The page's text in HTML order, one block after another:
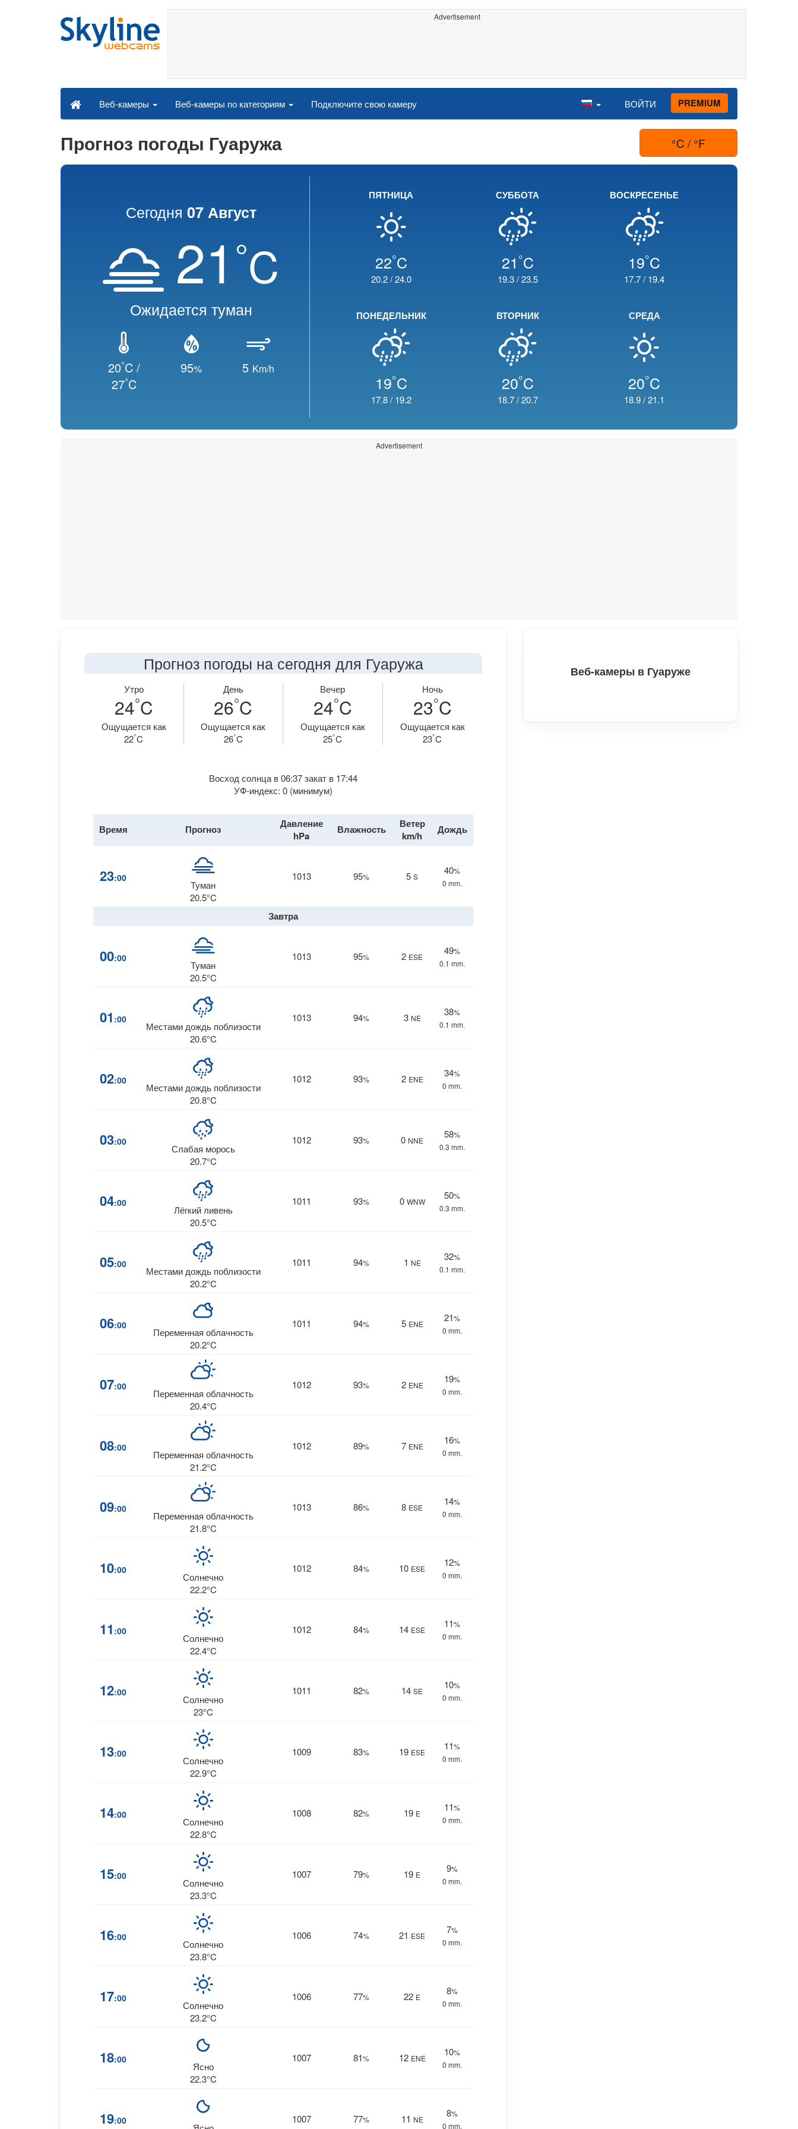
Advertisement
Веб-камеры Веб-камеры по категориям Подключите свою камеру ВОЙТИ PREMIUM
Прогноз погоды Гуаружа °C / °F
Сегодня 07 Август
21 °C
Ожидается туман
20°C /
27°C
95% 5 Km/h
ПЯТНИЦА
22°C
20.2/24.0
СУББОТА
21 °C
19.3/23.5
ВОСКРЕСЕНЬЕ
19°C
17.7/ 19.4
ПОНЕДЕЛЬНИК
19°C
17.8/ 19.2
ВТОРНИК
20°C
18.7/20.7
СРЕДА
20°C
18.9/21.1
Advertisement
Прогноз погоды на сегодня для Гуаружа
Утро
24°C
Ощущается как
22°C
День
26°C
Ощущается как
26°C
Вечер
24°C
Ощущается как
25°C
Ночь
23°C
Ощущается как
23°C
Восход солнца в 06:37 закат в 17:44
УФ-индекс: 0 (минимум)
Время Прогноз
Давление
hPa
Влажность
Ветер
km/h
Дождь
23:00
Туман
20.5°C
1013 95% 5 S
40%
0 mm.
Завтра
00:00
Туман
20.5°C
1013 95% 2 ESE
49%
0.1 mm.
01 :00
Местами дождь поблизости
20.6°C
1013 94% 3 NE
38%
0.1 mm.
02:00
Местами дождь поблизости
20.8°C
1012 93% 2 ENE
34%
0 mm.
03:00
Слабая морось
20.7°C
1012 93% 0 NNE
58%
0.3 mm.
04:00
Лёгкий ливень
20.5°C
1011 93% 0 WNW
50%
0.3 mm.
05:00
Местами дождь поблизости
20.2°C
1011 94% 1 NE
32%
0.1 mm.
06:00
Переменная облачность
20.2°C
1011 94% 5 ENE
21%
0 mm.
07:00
Переменная облачность
20.4°C
1012 93% 2 ENE
19%
0 mm.
08:00
Переменная облачность
21.2°C
1012 89% 7 ENE
16%
0 mm.
09:00
Переменная облачность
21.8°C
1013 86% 8 ESE
14%
0 mm.
10:00
Солнечно
22.2°C
1012 84% 10 ESE
12%
0 mm.
11 :00
Солнечно
22.4°C
1012 84% 14 ESE
11%
0 mm.
12:00
Солнечно
23°C
1011 82% 14 SE
10%
0 mm.
13:00
Солнечно
22.9°C
1009 83% 19 ESE
11%
0 mm.
14:00
Солнечно
22.8°C
1008 82% 19 E
11%
0 mm.
15:00
Солнечно
23.3°C
1007 79% 19 E
9%
0 mm.
16:00
Солнечно
23.8°C
1006 74% 21 ESE
7%
0 mm.
17:00
Солнечно
23.2°C
1006 77% 22 E
8%
0 mm.
18:00
Ясно
22.3°C
1007 81% 12 ENE
10%
0 mm.
19:00 1007 77% 11 NE
8%
0 mm.
Веб-камеры в Гуаруже